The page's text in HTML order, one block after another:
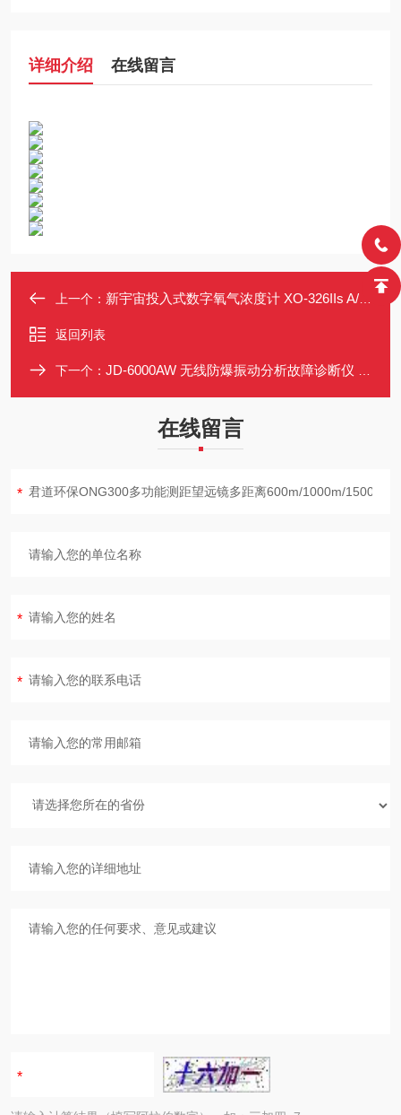
详细介绍 在线留言
上一个： 新宇宙投入式数字氧气浓度计 XO-326IIs A/B/ C本质安全防爆 缺氧检测
返回列表
下一个： JD-6000AW 无线防爆振动分析故障诊断仪 8-16通道 含AI诊断与动平衡
在线留言